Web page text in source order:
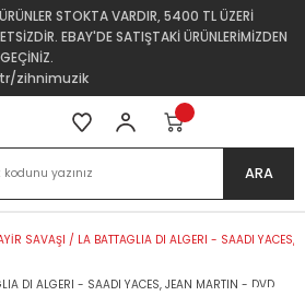
STOKTA VARDIR, 5400 TL ÜZERİ
EBAY'DE SATIŞTAKİ ÜRÜNLERİMİZDEN
zihnimuzik
ARA
SAVAŞI / LA BATTAGLIA DI ALGERI - SAADI YACES,